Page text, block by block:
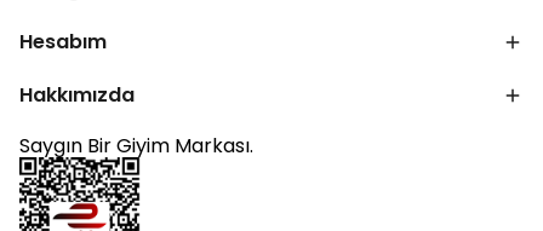
Hesabım
Hakkımızda
Saygın Bir Giyim Markası.